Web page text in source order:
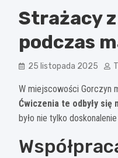
Strażacy
podczas
25 listopada 2025
W miejscowości Gorczyn
Ćwiczenia te odbyły się
było nie tylko